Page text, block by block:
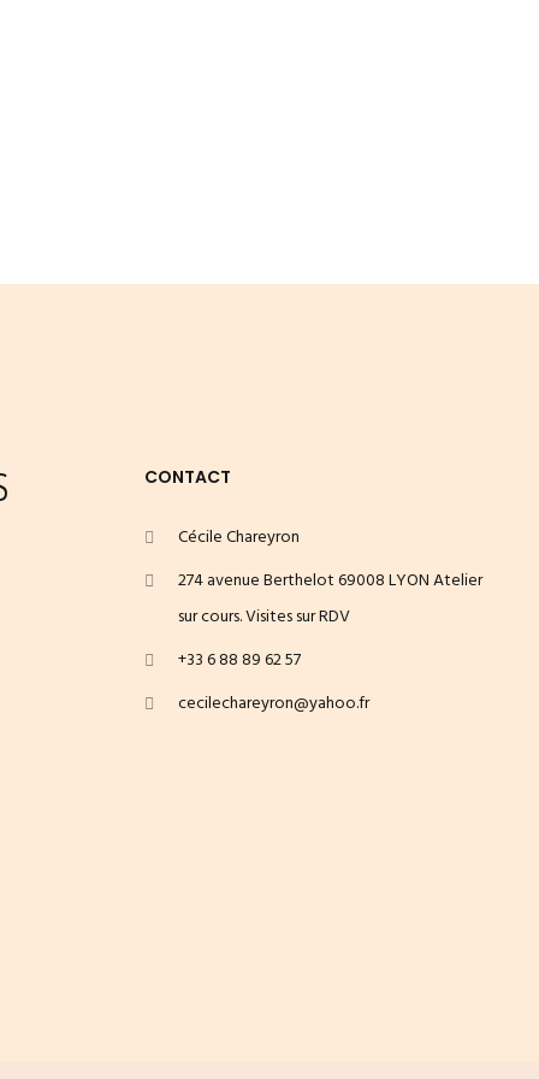
CONTACT
Cécile Chareyron
274 avenue Berthelot 69008 LYON Atelier
sur cours. Visites sur RDV
+33 6 88 89 62 57
cecilechareyron@yahoo.fr